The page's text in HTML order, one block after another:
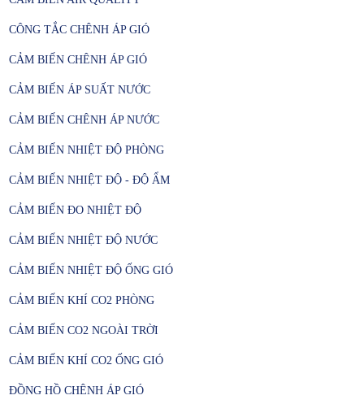
CÔNG TẮC CHÊNH ÁP GIÓ
CẢM BIẾN CHÊNH ÁP GIÓ
CẢM BIẾN ÁP SUẤT NƯỚC
CẢM BIẾN CHÊNH ÁP NƯỚC
CẢM BIẾN NHIỆT ĐỘ PHÒNG
CẢM BIẾN NHIỆT ĐỘ - ĐỘ ẨM
CẢM BIẾN ĐO NHIỆT ĐỘ
CẢM BIẾN NHIỆT ĐỘ NƯỚC
CẢM BIẾN NHIỆT ĐỘ ỐNG GIÓ
CẢM BIẾN KHÍ CO2 PHÒNG
CẢM BIẾN CO2 NGOÀI TRỜI
CẢM BIẾN KHÍ CO2 ỐNG GIÓ
ĐỒNG HỒ CHÊNH ÁP GIÓ
CẢM BIẾN NHIỆT ĐỘ VÀ ĐỘ ẨM TRẠI
CẢM BIẾN ĐO NHIỆT ĐỘ VÀ ĐỘ ẨM KHO